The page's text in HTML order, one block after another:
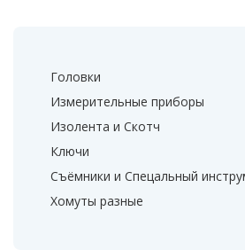
Головки
Измерительные приборы
Изолента и Скотч
Ключи
Съёмники и Спецальный
Хомуты разные